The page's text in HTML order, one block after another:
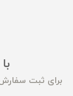
برای ثبت